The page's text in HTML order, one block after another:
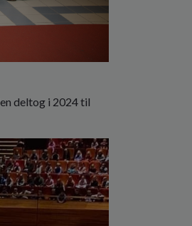
deltog i 2024 til